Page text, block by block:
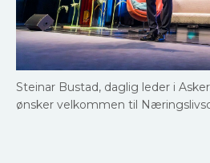
Steinar Bustad, daglig leder i
ønsker velkommen til